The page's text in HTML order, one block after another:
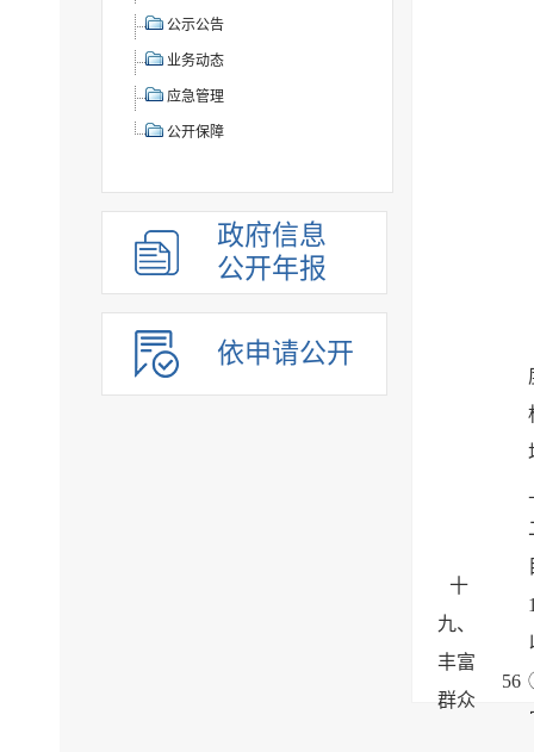
公示公告
业务动态
应急管理
公开保障
政府信息
公开年报
依申请公开
十
九、
丰富
群众
56